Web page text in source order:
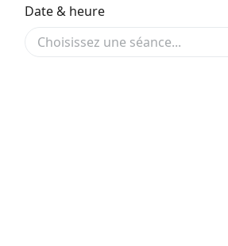
Date & heure